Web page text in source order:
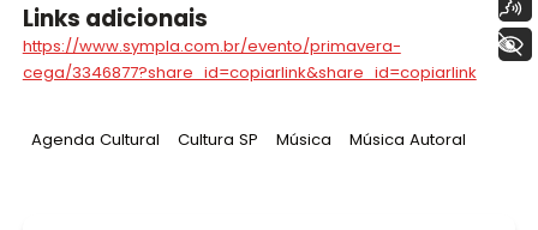
Links adicionais
https://www.sympla.com.br/evento/primavera-
cega/3346877?share_id=copiarlink&share_id=copiarlink
Tag:
Agenda Cultural Tag:
Cultura SP Tag:
Música Tag:
Música Autoral
+ Acessibilidade